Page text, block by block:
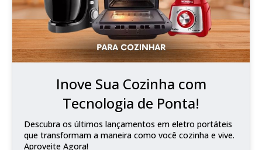
Inove Sua Cozinha com
Tecnologia de Ponta!
Descubra os últimos lançamentos em eletro portáteis
que transformam a maneira como você cozinha e vive.
Aproveite Agora!